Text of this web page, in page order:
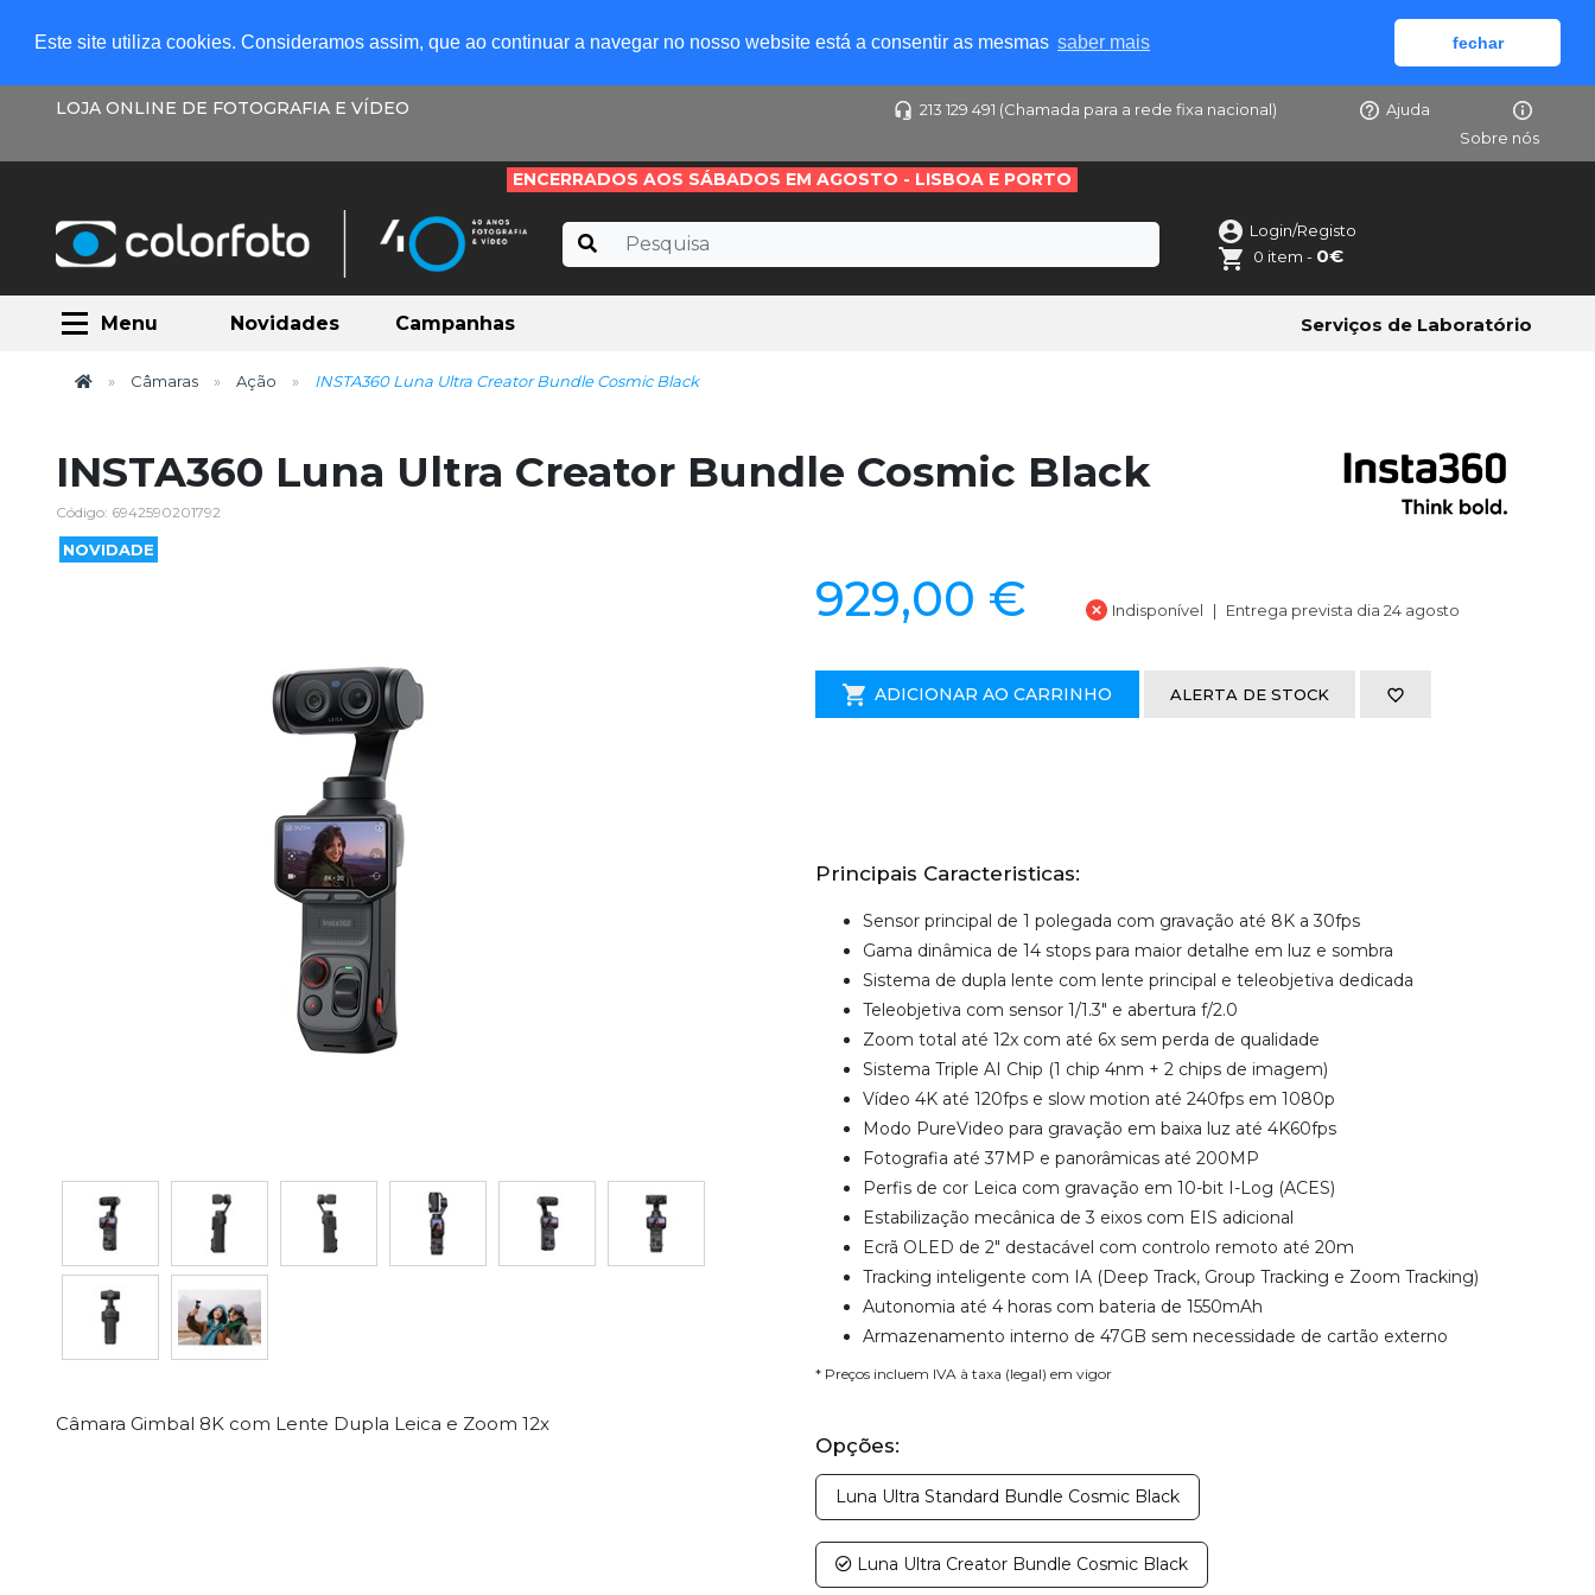
Este site utiliza cookies. Consideramos assim, que ao continuar a navegar no nosso website está a consentir as mesmas saber mais fechar
LOJA ONLINE DE FOTOGRAFIA E VÍDEO 213 129 491 (Chamada para a rede fixa nacional)
Ajuda
Sobre nós
ENCERRADOS AOS SÁBADOS EM AGOSTO - LISBOA E PORTO
Login/Registo
0 item - 0€
Menu Novidades Campanhas Serviços de Laboratório
Câmaras Ação INSTA360 Luna Ultra Creator Bundle Cosmic Black
INSTA360 Luna Ultra Creator Bundle Cosmic Black
Código: 6942590201792
NOVIDADE
Câmara Gimbal 8K com Lente Dupla Leica e Zoom 12x
929,00 € Indisponível Entrega prevista dia 24 agosto
ADICIONAR AO CARRINHO ALERTA DE STOCK
Principais Caracteristicas:
Sensor principal de 1 polegada com gravação até 8K a 30fps
Gama dinâmica de 14 stops para maior detalhe em luz e sombra
Sistema de dupla lente com lente principal e teleobjetiva dedicada
Teleobjetiva com sensor 1/1.3" e abertura f/2.0
Zoom total até 12x com até 6x sem perda de qualidade
Sistema Triple AI Chip (1 chip 4nm + 2 chips de imagem)
Vídeo 4K até 120fps e slow motion até 240fps em 1080p
Modo PureVideo para gravação em baixa luz até 4K60fps
Fotografia até 37MP e panorâmicas até 200MP
Perfis de cor Leica com gravação em 10-bit I-Log (ACES)
Estabilização mecânica de 3 eixos com EIS adicional
Ecrã OLED de 2" destacável com controlo remoto até 20m
Tracking inteligente com IA (Deep Track, Group Tracking e Zoom Tracking)
Autonomia até 4 horas com bateria de 1550mAh
Armazenamento interno de 47GB sem necessidade de cartão externo
* Preços incluem IVA à taxa (legal) em vigor
Opções:
Luna Ultra Standard Bundle Cosmic Black
Luna Ultra Creator Bundle Cosmic Black